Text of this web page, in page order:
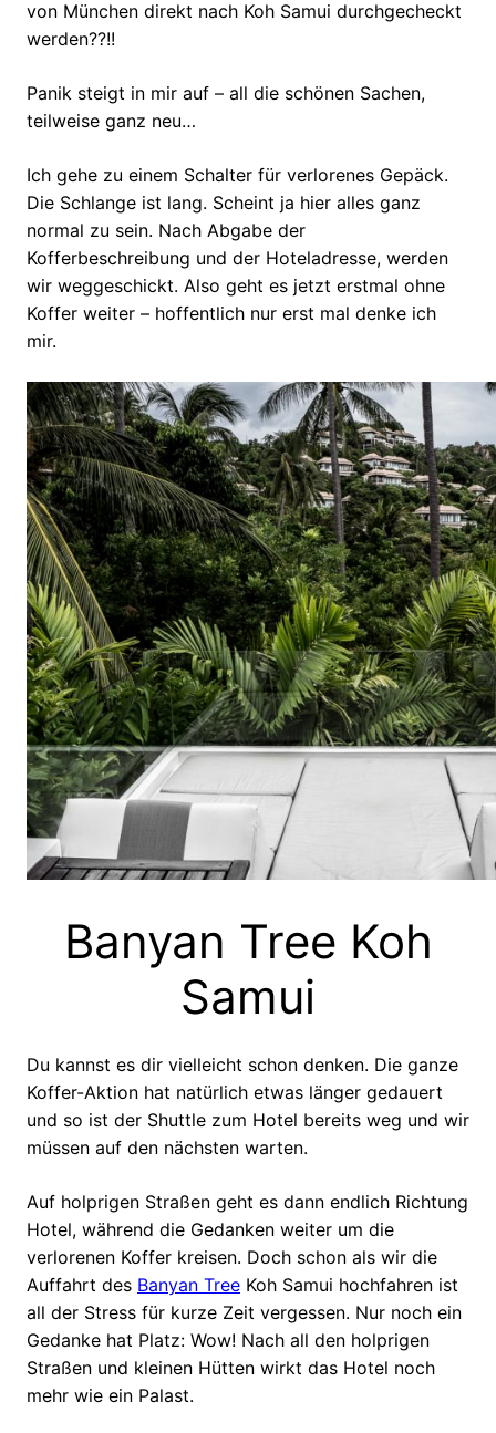
von München direkt nach Koh Samui durchgecheckt
werden??!!
Panik steigt in mir auf – all die schönen Sachen,
teilweise ganz neu…
Ich gehe zu einem Schalter für verlorenes Gepäck.
Die Schlange ist lang. Scheint ja hier alles ganz
normal zu sein. Nach Abgabe der
Kofferbeschreibung und der Hoteladresse, werden
wir weggeschickt. Also geht es jetzt erstmal ohne
Koffer weiter – hoffentlich nur erst mal denke ich
mir.
Banyan Tree Koh
Samui
Du kannst es dir vielleicht schon denken. Die ganze
Koffer-Aktion hat natürlich etwas länger gedauert
und so ist der Shuttle zum Hotel bereits weg und wir
müssen auf den nächsten warten.
Auf holprigen Straßen geht es dann endlich Richtung
Hotel, während die Gedanken weiter um die
verlorenen Koffer kreisen. Doch schon als wir die
Auffahrt des Banyan Tree Koh Samui hochfahren ist
all der Stress für kurze Zeit vergessen. Nur noch ein
Gedanke hat Platz: Wow! Nach all den holprigen
Straßen und kleinen Hütten wirkt das Hotel noch
mehr wie ein Palast.